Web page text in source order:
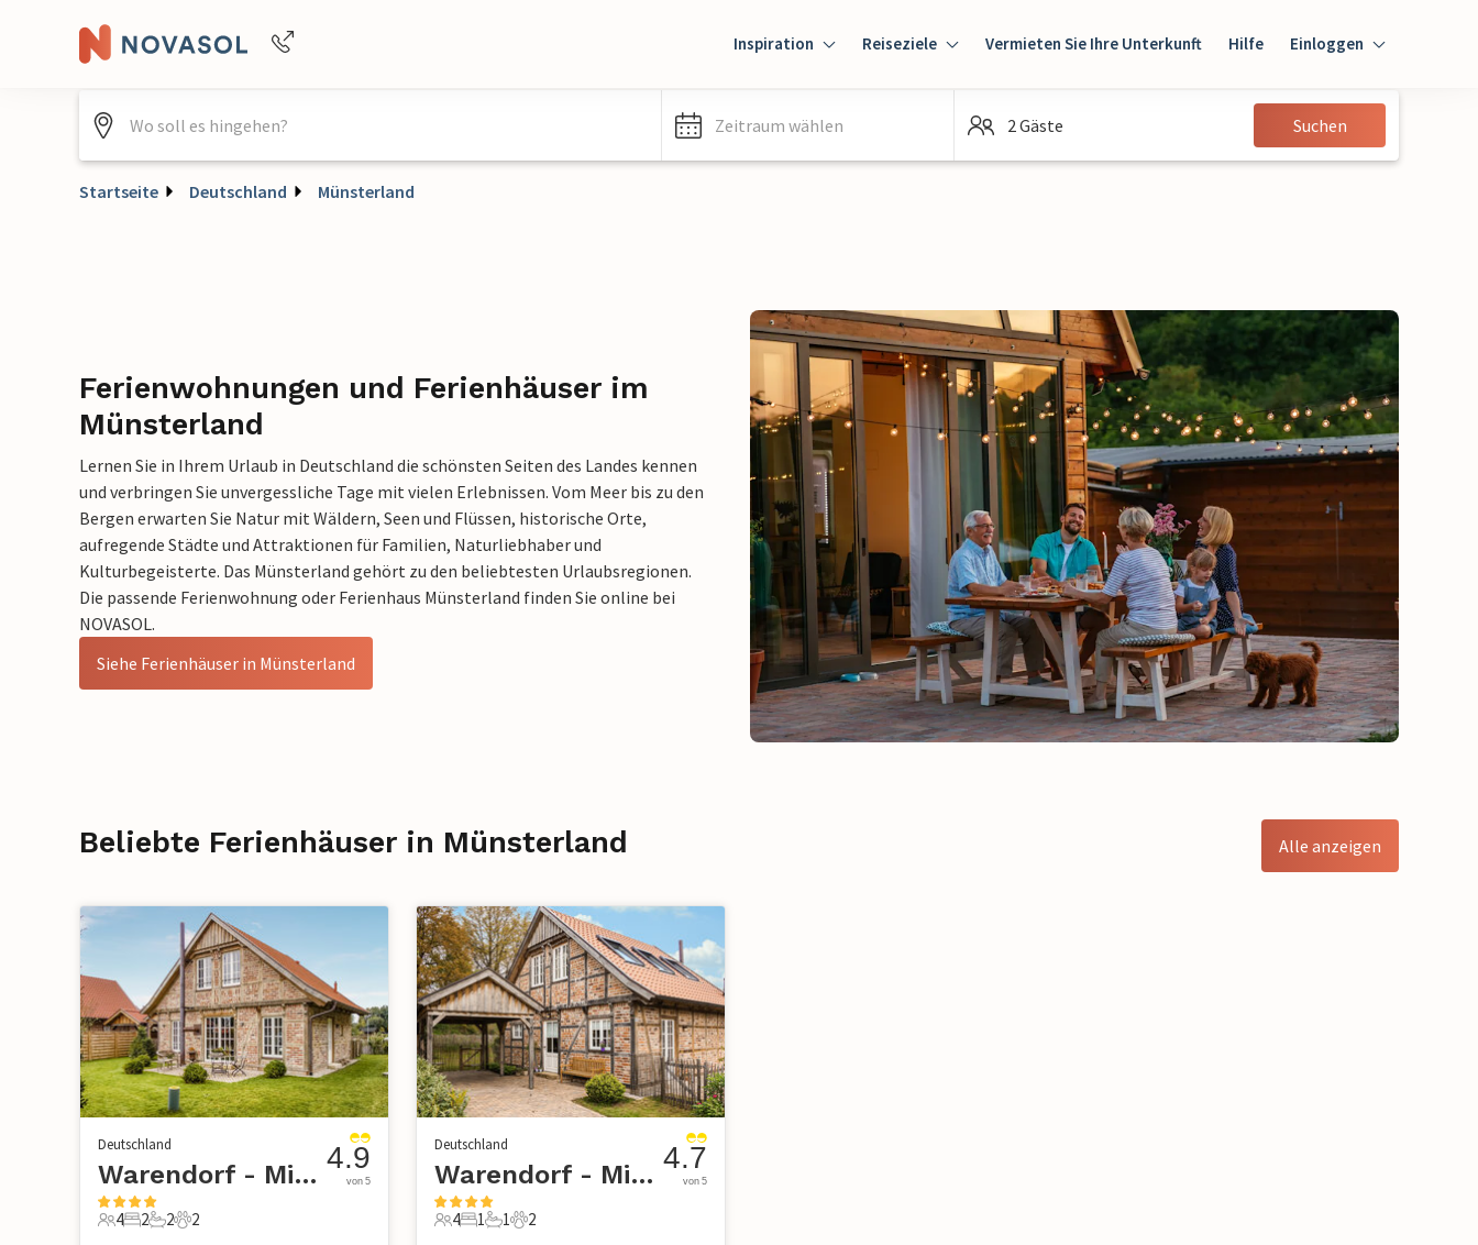
+4940688715475
Inspiration Reiseziele Vermieten Sie Ihre Unterkunft Hilfe Einloggen
Einloggen
Gast
Zeitraum wählen 2 Gäste Suchen
Startseite Deutschland Münsterland
Ferienwohnungen und Ferienhäuser im
Münsterland
Lernen Sie in Ihrem Urlaub in Deutschland die schönsten Seiten des Landes kennen
und verbringen Sie unvergessliche Tage mit vielen Erlebnissen. Vom Meer bis zu den
Bergen erwarten Sie Natur mit Wäldern, Seen und Flüssen, historische Orte,
aufregende Städte und Attraktionen für Familien, Naturliebhaber und
Kulturbegeisterte. Das Münsterland gehört zu den beliebtesten Urlaubsregionen.
Die passende Ferienwohnung oder Ferienhaus Münsterland finden Sie online bei
NOVASOL.
Siehe Ferienhäuser in Münsterland
Beliebte Ferienhäuser in Münsterland Alle anzeigen
Deutschland
Warendorf - Milte
4 Gäste
4
2 Schlafzimmer
2
2 Badezimmer
2
2 Haustiere
2
4.9
von 5
Deutschland
Warendorf - Milte
4 Gäste
4
1 Schlafzimmer
1
1 Badezimmer
1
2 Haustiere
2
4.7
von 5